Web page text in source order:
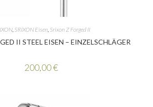
, SRIXON Eisen, Srixon Z Forged II
II STEEL EISEN – EINZELSCHLÄGER
200,00€